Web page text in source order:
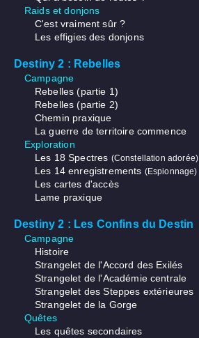
Raids et donjons
C'est vraiment sûr ?
Les effigies des donjons
Destiny 2 : Rebelles
Campagne
Rebelles (partie 1)
Rebelles (partie 2)
Chemin praxique
La guerre de territoire commence
Exploration
Les 18 Spectres (Constellation adorée)
Les 14 enregistrements (Espionnage)
Les cartes d'accès
Lame praxique
Destiny 2 : Les Confins du Destin
Campagne
Histoire
Strangelet de l'Accord des Exilés
Strangelet de l'Académie centrale
Strangelet des Steppes extérieures
Strangelet de la Gorge
Quêtes
Les quêtes secondaires